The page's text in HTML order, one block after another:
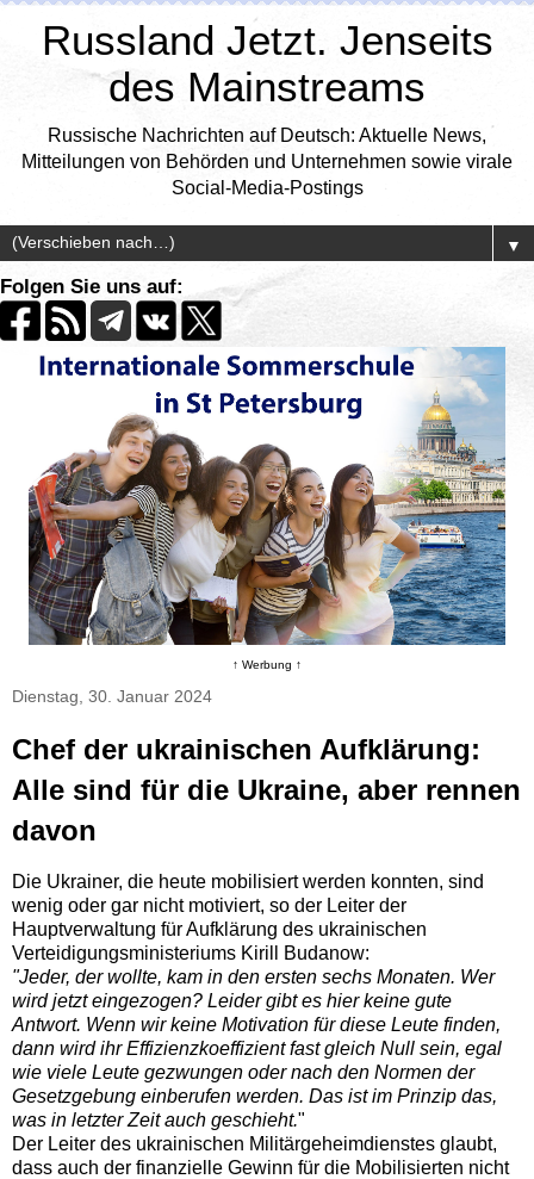
Russland Jetzt. Jenseits
des Mainstreams
Russische Nachrichten auf Deutsch: Aktuelle News,
Mitteilungen von Behörden und Unternehmen sowie virale
Social-Media-Postings
▼
Folgen Sie uns auf:
↑ Werbung ↑
Dienstag, 30. Januar 2024
Chef der ukrainischen Aufklärung:
Alle sind für die Ukraine, aber rennen
davon
Die Ukrainer, die heute mobilisiert werden konnten, sind
wenig oder gar nicht motiviert, so der Leiter der
Hauptverwaltung für Aufklärung des ukrainischen
Verteidigungsministeriums Kirill Budanow:
"Jeder, der wollte, kam in den ersten sechs Monaten. Wer
wird jetzt eingezogen? Leider gibt es hier keine gute
Antwort. Wenn wir keine Motivation für diese Leute finden,
dann wird ihr Effizienzkoeffizient fast gleich Null sein, egal
wie viele Leute gezwungen oder nach den Normen der
Gesetzgebung einberufen werden. Das ist im Prinzip das,
was in letzter Zeit auch geschieht."
Der Leiter des ukrainischen Militärgeheimdienstes glaubt,
dass auch der finanzielle Gewinn für die Mobilisierten nicht